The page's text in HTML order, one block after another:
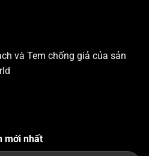
và Tem chống giả của sản
mới nhất